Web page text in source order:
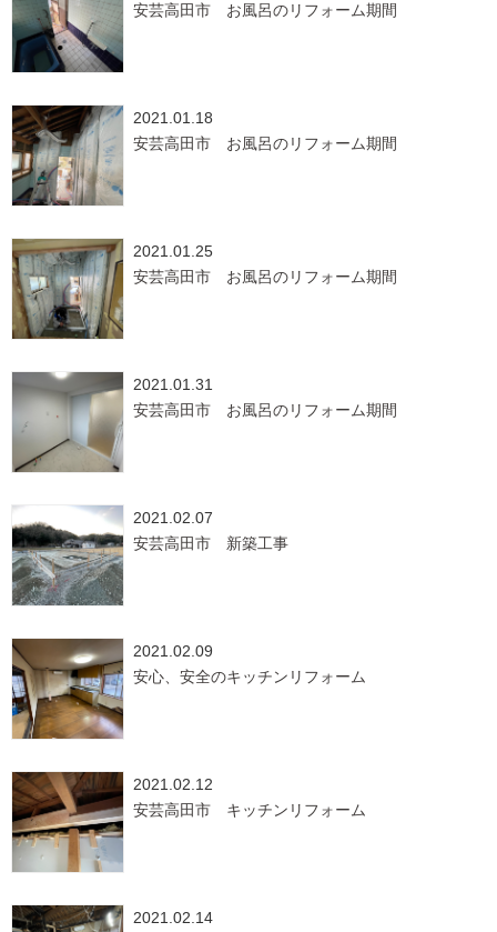
安芸高田市 お風呂のリフォーム期間
2021.01.18
安芸高田市 お風呂のリフォーム期間
2021.01.25
安芸高田市 お風呂のリフォーム期間
2021.01.31
安芸高田市 お風呂のリフォーム期間
2021.02.07
安芸高田市 新築工事
2021.02.09
安心、安全のキッチンリフォーム
2021.02.12
安芸高田市 キッチンリフォーム
2021.02.14